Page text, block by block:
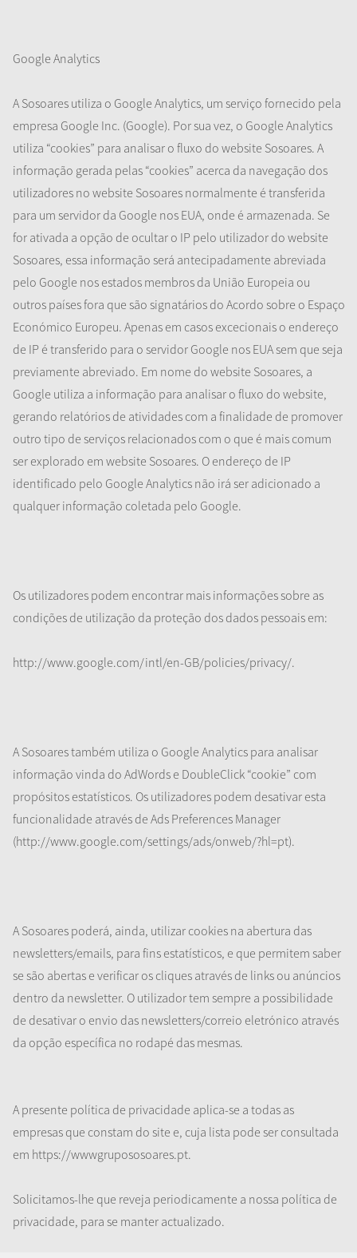
Google Analytics
A Sosoares utiliza o Google Analytics, um serviço fornecido pela
empresa Google Inc. (Google). Por sua vez, o Google Analytics
utiliza “cookies” para analisar o fluxo do website Sosoares. A
informação gerada pelas “cookies” acerca da navegação dos
utilizadores no website Sosoares normalmente é transferida
para um servidor da Google nos EUA, onde é armazenada. Se
for ativada a opção de ocultar o IP pelo utilizador do website
Sosoares, essa informação será antecipadamente abreviada
pelo Google nos estados membros da União Europeia ou
outros países fora que são signatários do Acordo sobre o Espaço
Económico Europeu. Apenas em casos excecionais o endereço
de IP é transferido para o servidor Google nos EUA sem que seja
previamente abreviado. Em nome do website Sosoares, a
Google utiliza a informação para analisar o fluxo do website,
gerando relatórios de atividades com a finalidade de promover
outro tipo de serviços relacionados com o que é mais comum
ser explorado em website Sosoares. O endereço de IP
identificado pelo Google Analytics não irá ser adicionado a
qualquer informação coletada pelo Google.
Os utilizadores podem encontrar mais informações sobre as
condições de utilização da proteção dos dados pessoais em:
http://www.google.com/intl/en-GB/policies/privacy/.
A Sosoares também utiliza o Google Analytics para analisar
informação vinda do AdWords e DoubleClick “cookie” com
propósitos estatísticos. Os utilizadores podem desativar esta
funcionalidade através de Ads Preferences Manager
(http://www.google.com/settings/ads/onweb/?hl=pt).
A Sosoares poderá, ainda, utilizar cookies na abertura das
newsletters/emails, para fins estatísticos, e que permitem saber
se são abertas e verificar os cliques através de links ou anúncios
dentro da newsletter. O utilizador tem sempre a possibilidade
de desativar o envio das newsletters/correio eletrónico através
da opção específica no rodapé das mesmas.
A presente política de privacidade aplica-se a todas as
empresas que constam do site e, cuja lista pode ser consultada
em https://wwwgrupososoares.pt.
Solicitamos-lhe que reveja periodicamente a nossa política de
privacidade, para se manter actualizado.